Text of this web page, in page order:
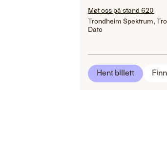
Møt oss på stand 620
Trondheim Spektrum,
Dato
Hent billett